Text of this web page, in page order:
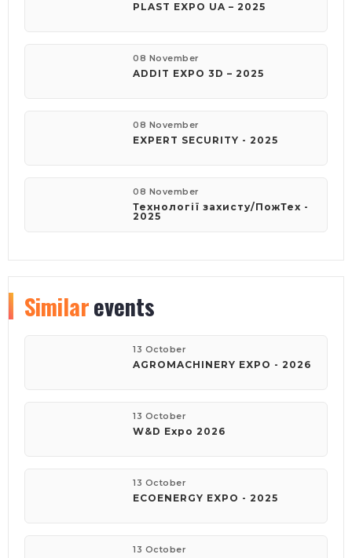
PLAST EXPO UA – 2025
08 November
ADDIT EXPO 3D – 2025
08 November
EXPERT SECURITY - 2025
08 November
Технології захисту/ПожТех -
2025
Similarevents
13 October
AGROMACHINERY EXPO - 2026
13 October
W&D Expo 2026
13 October
ECOENERGY EXPO - 2025
13 October